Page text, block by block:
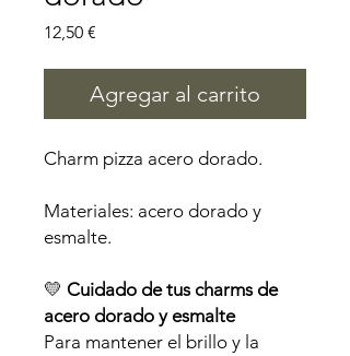
12,50 €
Agregar al carrito
Charm pizza acero dorado.
Materiales: acero dorado y
esmalte.
💛 Cuidado de tus charms de
acero dorado y esmalte
Para mantener el brillo y la